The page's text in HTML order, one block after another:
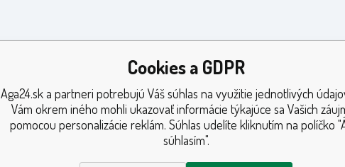
Cookies a GDPR
Aga24.sk a partneri potrebujú Váš súhlas na využitie jednotlivých
Vám okrem iného mohli ukazovať informácie týkajúce sa Vašich
pomocou personalizácie reklám. Súhlas udelíte kliknutím na políčko
súhlasím".